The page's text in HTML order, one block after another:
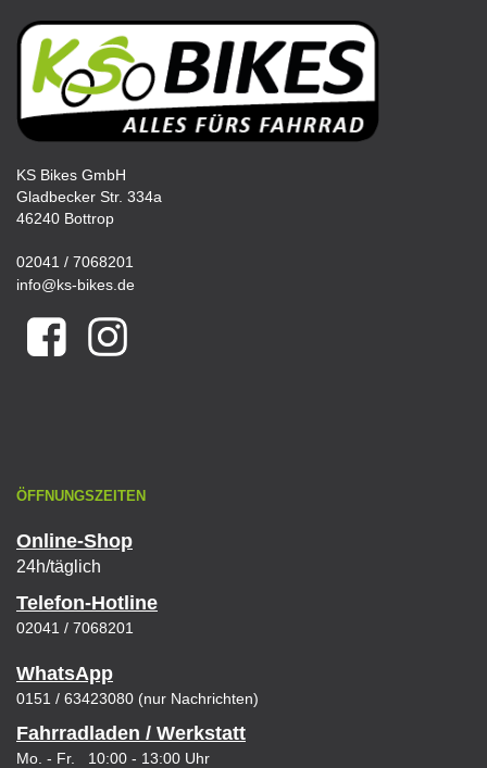
KS Bikes GmbH
Gladbecker Str. 334a
46240 Bottrop
02041 / 7068201
info@ks-bikes.de
ÖFFNUNGSZEITEN
Online-Shop
24h/täglich
Telefon-Hotline
02041 / 7068201
WhatsApp
0151 / 63423080 (nur Nachrichten)
Fahrradladen / Werkstatt
Mo. - Fr. 10:00 - 13:00 Uhr